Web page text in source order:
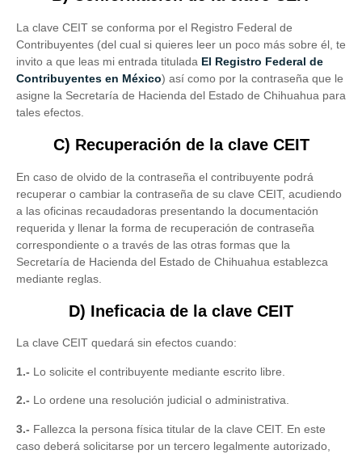
La clave CEIT se conforma por el Registro Federal de
Contribuyentes (del cual si quieres leer un poco más sobre él, te
invito a que leas mi entrada titulada El Registro Federal de
Contribuyentes en México) así como por la contraseña que le
asigne la Secretaría de Hacienda del Estado de Chihuahua para
tales efectos.
C) Recuperación de la clave CEIT
En caso de olvido de la contraseña el contribuyente podrá
recuperar o cambiar la contraseña de su clave CEIT, acudiendo
a las oficinas recaudadoras presentando la documentación
requerida y llenar la forma de recuperación de contraseña
correspondiente o a través de las otras formas que la
Secretaría de Hacienda del Estado de Chihuahua establezca
mediante reglas.
D) Ineficacia de la clave CEIT
La clave CEIT quedará sin efectos cuando:
1.- Lo solicite el contribuyente mediante escrito libre.
2.- Lo ordene una resolución judicial o administrativa.
3.- Fallezca la persona física titular de la clave CEIT. En este
caso deberá solicitarse por un tercero legalmente autorizado,